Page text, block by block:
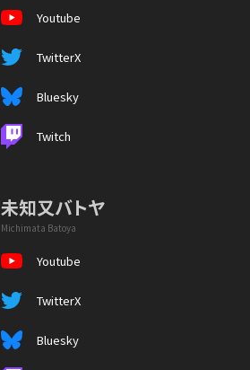
Youtube
TwitterX
Bluesky
Twitch
未知又バトヤ
Michimata Batoya
Youtube
TwitterX
Bluesky